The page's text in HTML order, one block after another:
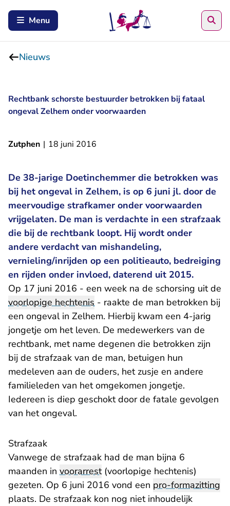
Menu
Nieuws
Rechtbank schorste bestuurder betrokken bij fataal
ongeval Zelhem onder voorwaarden
Zutphen | 18 juni 2016
De 38-jarige Doetinchemmer die betrokken was
bij het ongeval in Zelhem, is op 6 juni jl. door de
meervoudige strafkamer onder voorwaarden
vrijgelaten. De man is verdachte in een strafzaak
die bij de rechtbank loopt. Hij wordt onder
andere verdacht van mishandeling,
vernieling/inrijden op een politieauto, bedreiging
en rijden onder invloed, daterend uit 2015.
Op 17 juni 2016 - een week na de schorsing uit de
voorlopige hechtenis - raakte de man betrokken bij
een ongeval in Zelhem. Hierbij kwam een 4-jarig
jongetje om het leven. De medewerkers van de
rechtbank, met name degenen die betrokken zijn
bij de strafzaak van de man, betuigen hun
medeleven aan de ouders, het zusje en andere
familieleden van het omgekomen jongetje.
Iedereen is diep geschokt door de fatale gevolgen
van het ongeval.
Strafzaak
Vanwege de strafzaak had de man bijna 6
maanden in voorarrest(voorlopige hechtenis)
gezeten. Op 6 juni 2016 vond een pro-formazitting
plaats. De strafzaak kon nog niet inhoudelijk